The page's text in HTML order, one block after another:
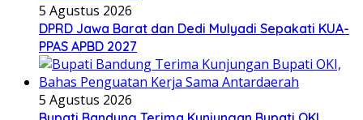
5 Agustus 2026
DPRD Jawa Barat dan Dedi Mulyadi Sepakati KUA-
PPAS APBD 2027
5 Agustus 2026